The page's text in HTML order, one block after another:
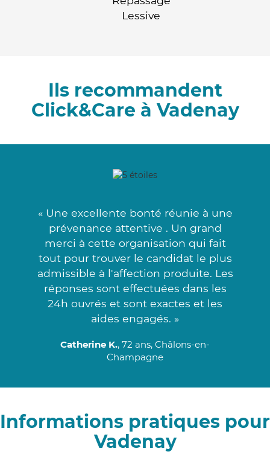
Lessive
Ils recommandent
Click&Care à Vadenay
« Une excellente bonté réunie à une
prévenance attentive . Un grand
merci à cette organisation qui fait
tout pour trouver le candidat le plus
admissible à l'affection produite. Les
réponses sont effectuées dans les
24h ouvrés et sont exactes et les
aides engagés. »
Catherine K., 72 ans, Châlons-en-
Champagne
Informations pratiques pour
Vadenay